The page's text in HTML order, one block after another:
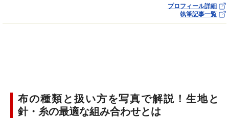
プロフィール詳細
執筆記事一覧
布の種類と扱い方を写真で解説！生地と
針・糸の最適な組み合わせとは